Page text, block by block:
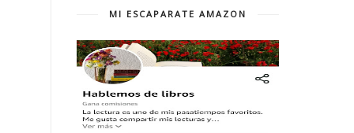
MI ESCAPARATE AMAZON